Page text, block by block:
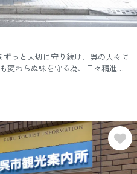
っと大切に守り続け、呉の人々に
変わらぬ味を守る為、日々精進を